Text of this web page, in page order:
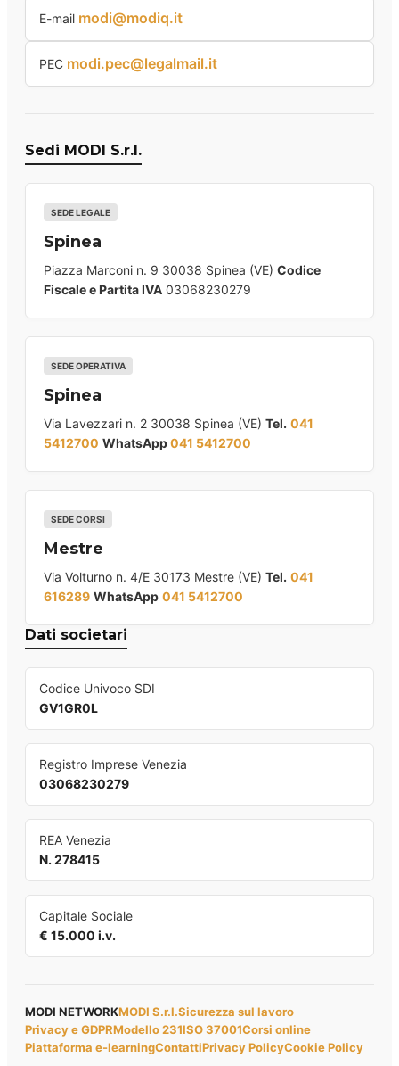
E-mail modi@modiq.it
PEC modi.pec@legalmail.it
Sedi MODI S.r.l.
SEDE LEGALE
Spinea
Piazza Marconi n. 9 30038 Spinea (VE) Codice
Fiscale e Partita IVA 03068230279
SEDE OPERATIVA
Spinea
Via Lavezzari n. 2 30038 Spinea (VE) Tel. 041
5412700 WhatsApp041 5412700
SEDE CORSI
Mestre
Via Volturno n. 4/E 30173 Mestre (VE) Tel. 041
616289 WhatsApp 041 5412700
Dati societari
Codice Univoco SDI
GV1GR0L
Registro Imprese Venezia
03068230279
REA Venezia
N. 278415
Capitale Sociale
€ 15.000 i.v.
MODI NETWORKMODI S.r.l.Sicurezza sul lavoro
Privacy e GDPRModello 231ISO 37001Corsi online
Piattaforma e-learningContattiPrivacy PolicyCookie Policy